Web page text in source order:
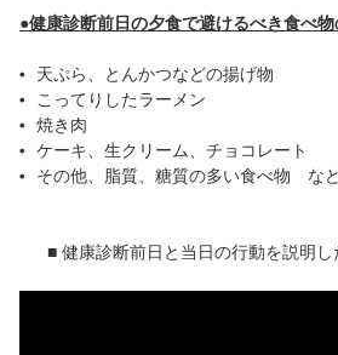
●健康診断前日の夕食で避けるべき食べ物
天ぷら、とんかつなどの揚げ物
こってりしたラーメン
焼き肉
ケーキ、生クリーム、チョコレート
その他、脂質、糖質の多い食べ物 な
■ 健康診断前日と当日の行動を説明